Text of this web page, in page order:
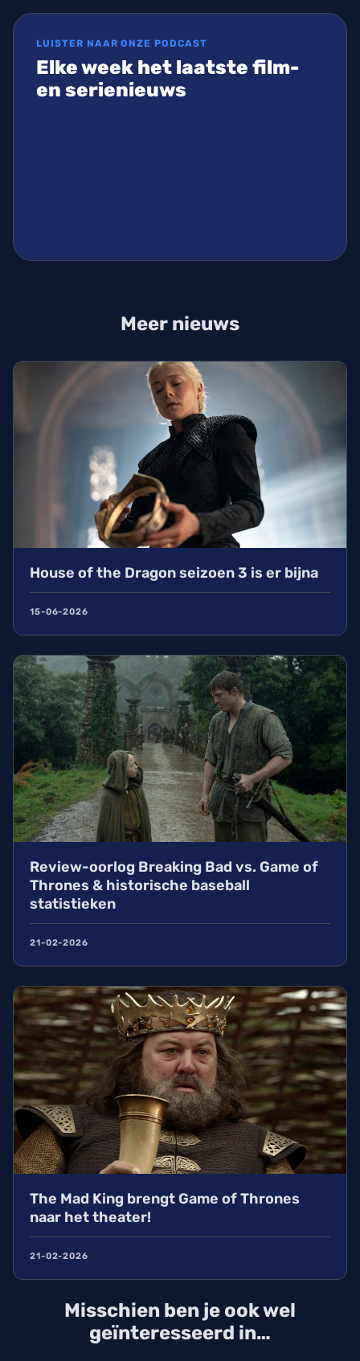
LUISTER NAAR ONZE PODCAST
Elke week het laatste film-
en serienieuws
Meer nieuws
House of the Dragon seizoen 3 is er bijna
15-06-2026
Review-oorlog Breaking Bad vs. Game of
Thrones & historische baseball
statistieken
21-02-2026
The Mad King brengt Game of Thrones
naar het theater!
21-02-2026
Misschien ben je ook wel
geïnteresseerd in…